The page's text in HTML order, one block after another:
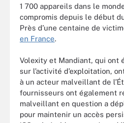
1 700 appareils dans le
compromis depuis le début
Près d’une centaine de
en France.
Volexity et Mandiant, qui ont
sur l’activité d’exploitation,
à un acteur malveillant de
fournisseurs ont également
malveillant en question a
pour maintenir un accès